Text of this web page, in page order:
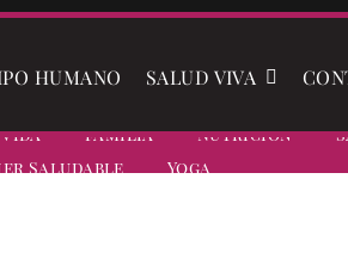
HUMANO SALUD VIVA
Familia Nutrición
Saludable
Yoga